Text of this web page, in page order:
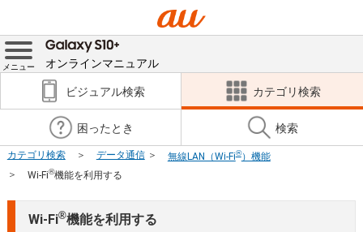
メニュー オンラインマニュアル
ビジュアル検索 カテゴリ検索
困ったとき 検索
カテゴリ検索 データ通信 無線LAN（Wi-Fi®）機能
Wi-Fi®機能を利用する
Wi-Fi®機能を利用する